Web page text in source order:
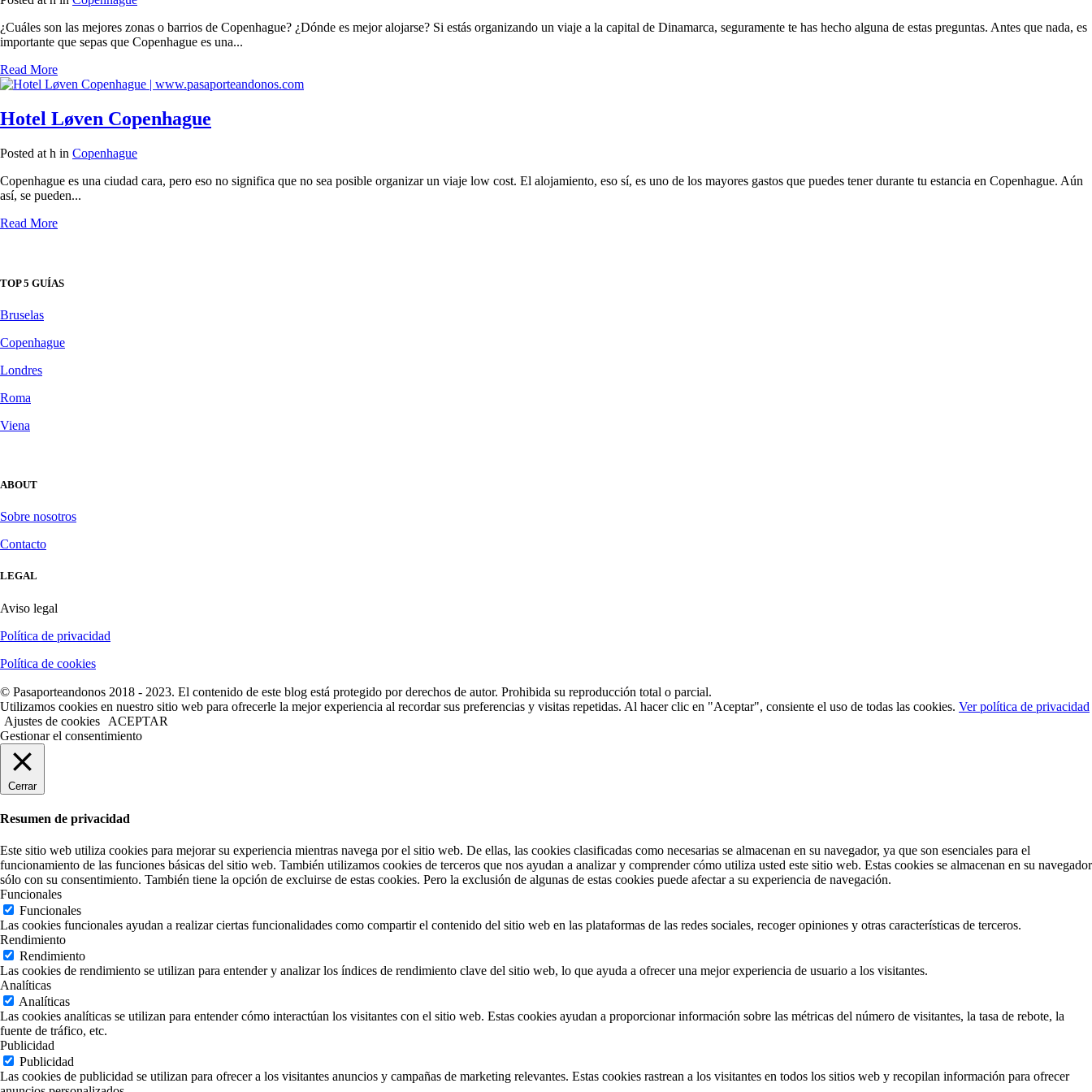
¿Cuáles son las mejores zonas o barrios de Copenhague? ¿Dónde es mejor alojarse? Si estás organizando un viaje a la capital de Dinamarca, seguramente te has hecho alguna de estas preguntas. Antes que nada, es
importante que sepas que Copenhague es una...
Read More
Hotel Løven Copenhague
Posted at h in Copenhague
Copenhague es una ciudad cara, pero eso no significa que no sea posible organizar un viaje low cost. El alojamiento, eso sí, es uno de los mayores gastos que puedes tener durante tu estancia en Copenhague. Aún
así, se pueden...
Read More
TOP 5 GUÍAS
Bruselas
Copenhague
Londres
Roma
Viena
ABOUT
Sobre nosotros
Contacto
LEGAL
Aviso legal
Política de privacidad
Política de cookies
© Pasaporteandonos 2018 - 2023. El contenido de este blog está protegido por derechos de autor. Prohibida su reproducción total o parcial.
Utilizamos cookies en nuestro sitio web para ofrecerle la mejor experiencia al recordar sus preferencias y visitas repetidas. Al hacer clic en "Aceptar", consiente el uso de todas las cookies. Ver política de privacidad
Ajustes de cookies
ACEPTAR
Gestionar el consentimiento
Cerrar
Resumen de privacidad
Este sitio web utiliza cookies para mejorar su experiencia mientras navega por el sitio web. De ellas, las cookies clasificadas como necesarias se almacenan en su navegador, ya que son esenciales para el
funcionamiento de las funciones básicas del sitio web. También utilizamos cookies de terceros que nos ayudan a analizar y comprender cómo utiliza usted este sitio web. Estas cookies se almacenan en su navegador
sólo con su consentimiento. También tiene la opción de excluirse de estas cookies. Pero la exclusión de algunas de estas cookies puede afectar a su experiencia de navegación.
Funcionales
Funcionales
Las cookies funcionales ayudan a realizar ciertas funcionalidades como compartir el contenido del sitio web en las plataformas de las redes sociales, recoger opiniones y otras características de terceros.
Rendimiento
Rendimiento
Las cookies de rendimiento se utilizan para entender y analizar los índices de rendimiento clave del sitio web, lo que ayuda a ofrecer una mejor experiencia de usuario a los visitantes.
Analíticas
Analíticas
Las cookies analíticas se utilizan para entender cómo interactúan los visitantes con el sitio web. Estas cookies ayudan a proporcionar información sobre las métricas del número de visitantes, la tasa de rebote, la
fuente de tráfico, etc.
Publicidad
Publicidad
Las cookies de publicidad se utilizan para ofrecer a los visitantes anuncios y campañas de marketing relevantes. Estas cookies rastrean a los visitantes en todos los sitios web y recopilan información para ofrecer